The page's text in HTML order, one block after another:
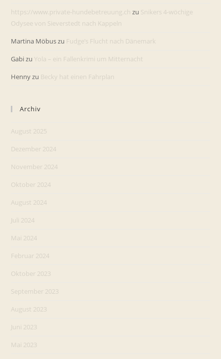
https://www.private-hundebetreuung.ch zu Snikers 4-wöchige
Odysee von Sieverstedt nach Kappeln
Martina Möbuszu Fudge’s Flucht nach Dänemark
Gabizu Yola – ein Fallenkrimi um Mitternacht
Hennyzu Becky hat einen Fahrplan
Archiv
August 2025
Dezember 2024
November 2024
Oktober 2024
August 2024
Juli 2024
Mai 2024
Februar 2024
Oktober 2023
September 2023
August 2023
Juni 2023
Mai 2023